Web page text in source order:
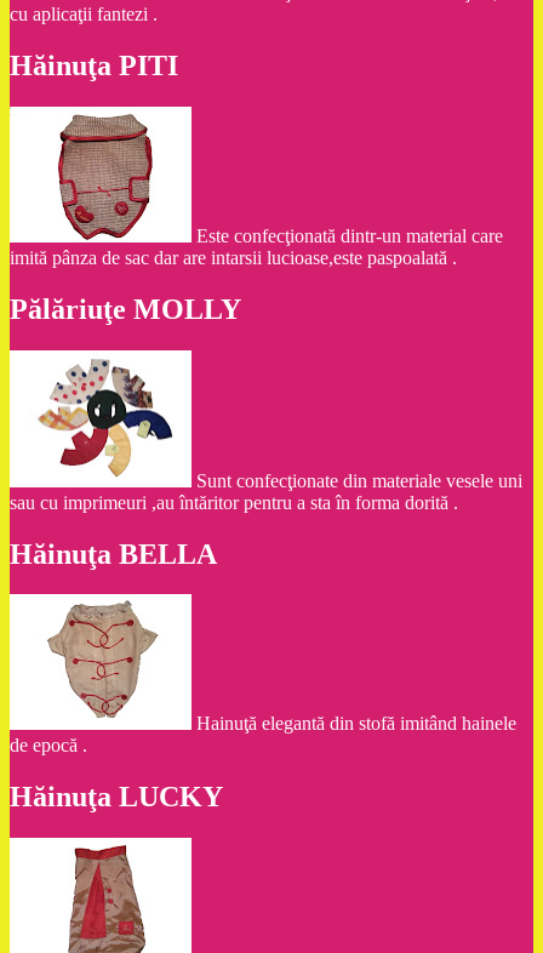
cu aplicaţii fantezi .
Hăinuţa PITI
Este confecţionată dintr-un material care
imită pânza de sac dar are intarsii lucioase,este paspoalată .
Pălăriuţe MOLLY
Sunt confecţionate din materiale vesele uni
sau cu imprimeuri ,au întăritor pentru a sta în forma dorită .
Hăinuţa BELLA
Hainuţă elegantă din stofă imitând hainele
de epocă .
Hăinuţa LUCKY